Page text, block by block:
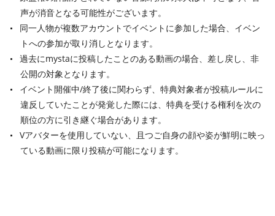
声が消⾳となる可能性がございます。
同⼀⼈物が複数アカウントでイベントに参加した場合、イベン
トへの参加が取り消しとなります。
過去にmystaに投稿したことのある動画の場合、差し戻し、⾮
公開の対象となります。
イベント開催中/終了後に関わらず、特典対象者が投稿ルールに
違反していたことが発覚した際には、特典を受ける権利を次の
順位の⽅に引き継ぐ場合があります。
Vアバターを使用していない、且つご⾃⾝の顔や姿が鮮明に映っ
ている動画に限り投稿が可能になります。